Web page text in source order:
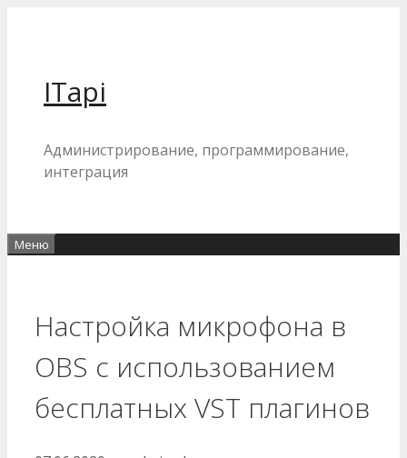
ITapi
Администрирование, программирование,
интеграция
Меню
Настройка микрофона в
OBS с использованием
бесплатных VST плагинов